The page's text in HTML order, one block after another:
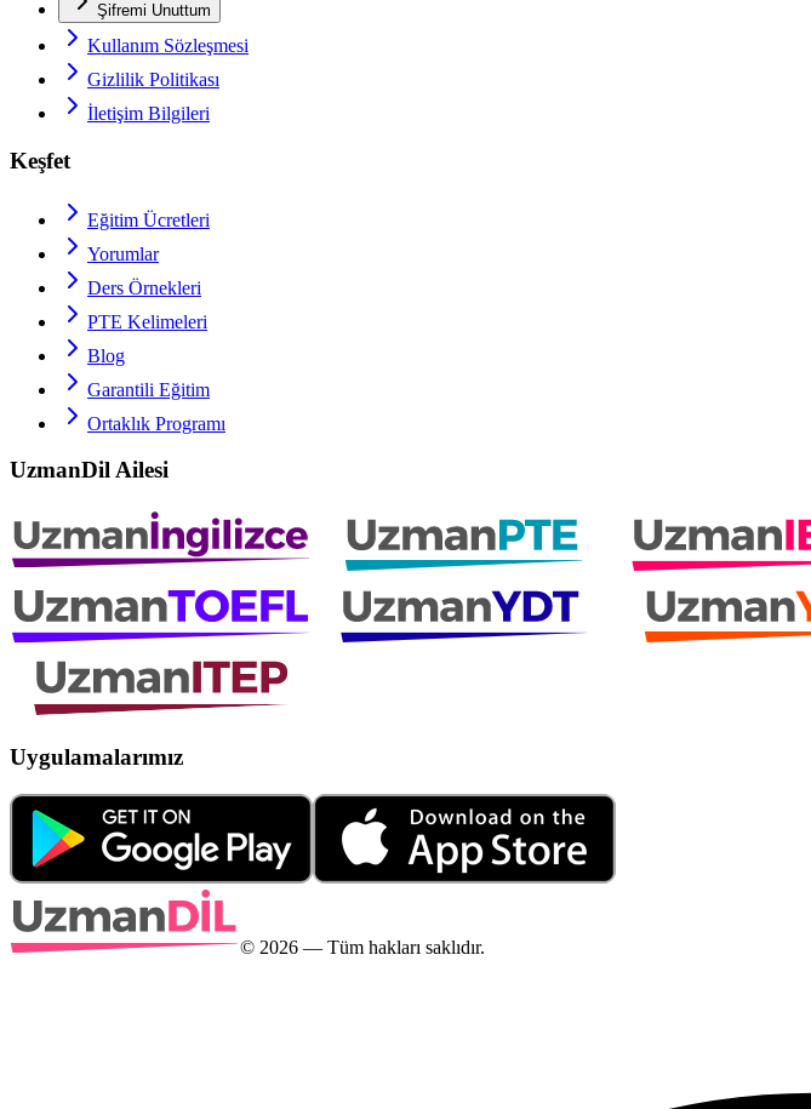
Şifremi Unuttum
Kullanım Sözleşmesi
Gizlilik Politikası
İletişim Bilgileri
Keşfet
Eğitim Ücretleri
Yorumlar
Ders Örnekleri
PTE Kelimeleri
Blog
Garantili Eğitim
Ortaklık Programı
UzmanDil Ailesi
Uygulamalarımız
© 2026 — Tüm hakları saklıdır.